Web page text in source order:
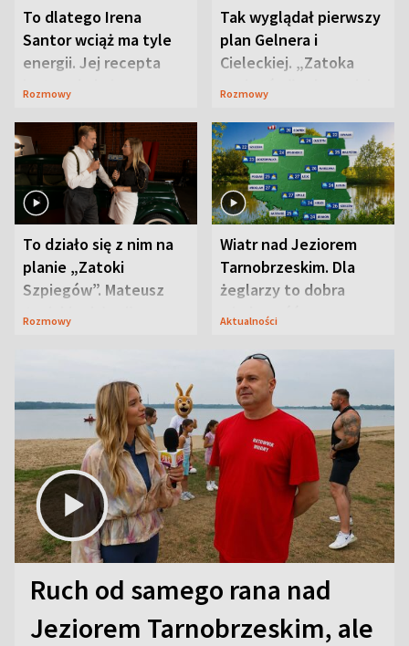
To dlatego Irena
Santor wciąż ma tyle
energii. Jej recepta
jest zaskakująco
Rozmowy
Tak wyglądał pierwszy
plan Gelnera i
Cieleckiej. „Zatoka
szpiegów” od razu ich
Rozmowy
To działo się z nim na
planie „Zatoki
Szpiegów”. Mateusz
Janicki odsłonił
Rozmowy
Wiatr nad Jeziorem
Tarnobrzeskim. Dla
żeglarzy to dobra
wiadomość
Aktualności
Ruch od samego rana nad
Jeziorem Tarnobrzeskim, ale